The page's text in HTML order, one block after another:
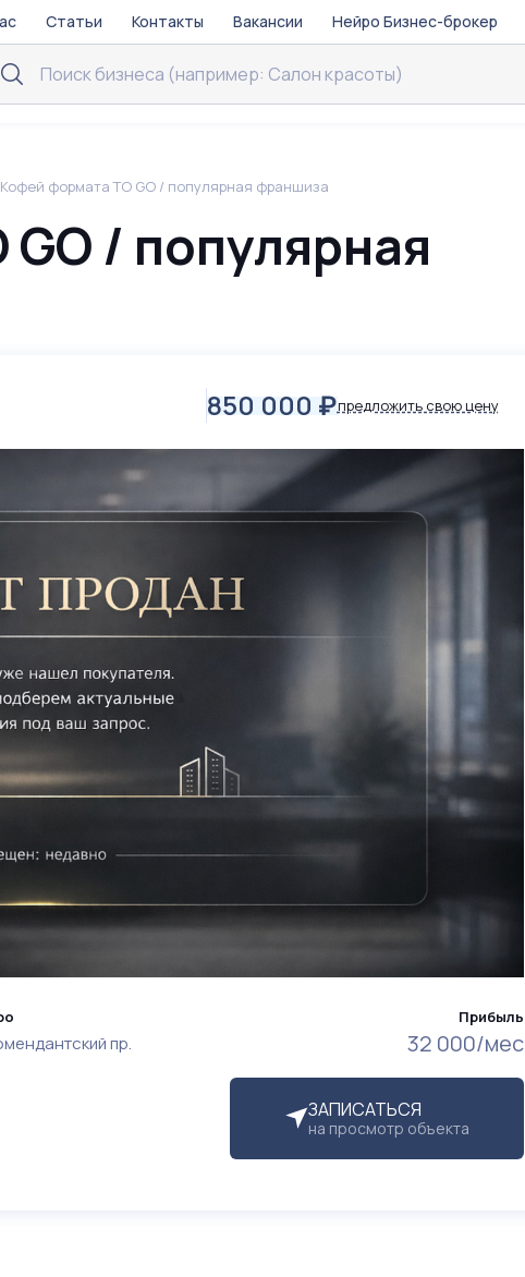
Статьи Контакты Вакансии Нейро Бизнес-брокер
Кофей формата TO GO / популярная франшиза
/ популярная
850 000 ₽предложить свою цену
Прибыль
32 000/мес
ЗАПИСАТЬСЯ
на просмотр объекта
пр.